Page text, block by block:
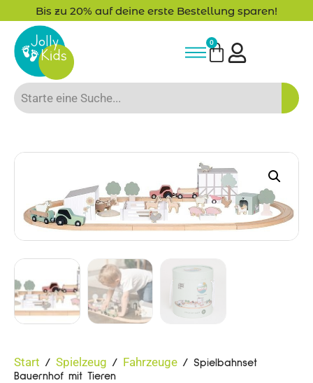
Bis zu 20% auf deine erste Bestellung sparen!
0
Start / Spielzeug / Fahrzeuge / Spielbahnset
Bauernhof mit Tieren